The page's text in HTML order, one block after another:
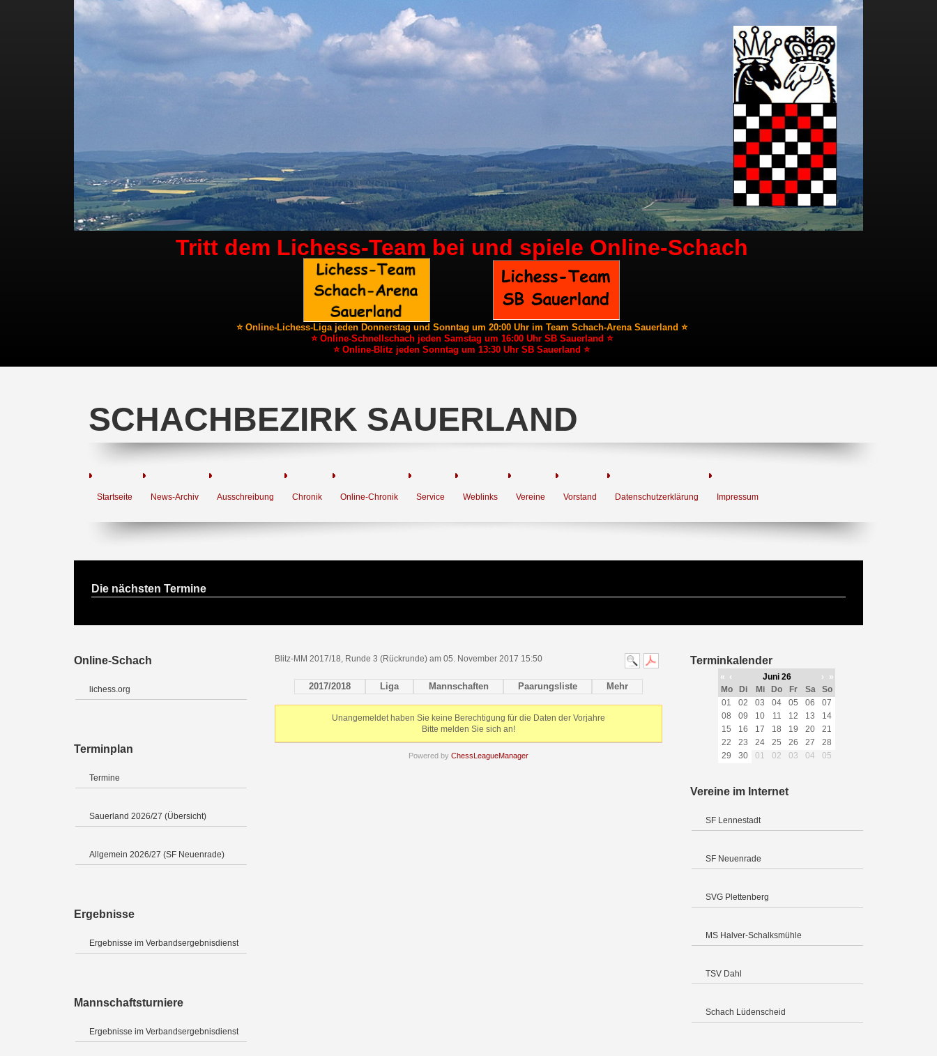
Tritt dem Lichess-Team bei und spiele Online-Schach
⭐ Online-Lichess-Liga jeden Donnerstag und Sonntag um 20:00 Uhr im Team Schach-Arena Sauerland ⭐
⭐ Online-Schnellschach jeden Samstag um 16:00 Uhr SB Sauerland ⭐
⭐ Online-Blitz jeden Sonntag um 13:30 Uhr SB Sauerland ⭐
SCHACHBEZIRK SAUERLAND
Startseite News-Archiv Ausschreibung Chronik Online-Chronik Service Weblinks Vereine Vorstand Datenschutzerklärung Impressum
Die nächsten Termine
Online-Schach
lichess.org
Terminplan
Termine
Sauerland 2026/27 (Übersicht)
Allgemein 2026/27 (SF Neuenrade)
Ergebnisse
Ergebnisse im Verbandsergebnisdienst
Mannschaftsturniere
Ergebnisse im Verbandsergebnisdienst
Blitz-MM 2017/18, Runde 3 (Rückrunde) am 05. November 2017 15:50
2017/2018 Liga Mannschaften Paarungsliste Mehr
Unangemeldet haben Sie keine Berechtigung für die Daten der Vorjahre
Bitte melden Sie sich an!
Powered by ChessLeagueManager
Terminkalender
« ‹ Juni 26 ›
»
Mo
Di Mi Do Fr Sa
So
01
02 03 04 05 06
07
08
09 10 11 12 13
14
15
16 17 18 19 20
21
22
23 24 25 26 27
28
29
30 01 02 03 04 05
Vereine im Internet
SF Lennestadt
SF Neuenrade
SVG Plettenberg
MS Halver-Schalksmühle
TSV Dahl
Schach Lüdenscheid